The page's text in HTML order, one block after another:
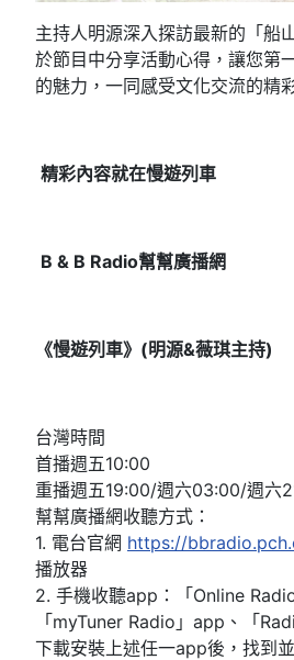
主持人明源深入探訪最新的「船
於節目中分享活動心得，讓您第
的魅力，一同感受文化交流的精
精彩內容就在慢遊列車
B & B Radio幫幫廣播網
《慢遊列車》(明源&薇琪主持)
台灣時間
首播週五10:00
重播週五19:00/週六03:00/週六
幫幫廣播網收聽方式：
1. 電台官網 https://
播放器
2. 手機收聽app：「Online
「myTuner Radio」app、「
下載安裝上述任一app後，找到